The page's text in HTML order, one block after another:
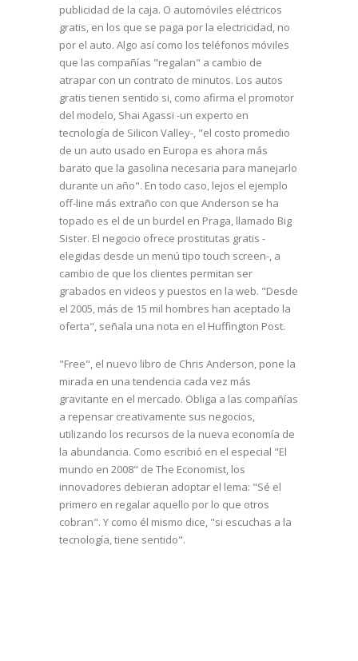
publicidad de la caja. O automóviles eléctricos
gratis, en los que se paga por la electricidad, no
por el auto. Algo así como los teléfonos móviles
que las compañías "regalan" a cambio de
atrapar con un contrato de minutos. Los autos
gratis tienen sentido si, como afirma el promotor
del modelo, Shai Agassi -un experto en
tecnología de Silicon Valley-, "el costo promedio
de un auto usado en Europa es ahora más
barato que la gasolina necesaria para manejarlo
durante un año". En todo caso, lejos el ejemplo
off-line más extraño con que Anderson se ha
topado es el de un burdel en Praga, llamado Big
Sister. El negocio ofrece prostitutas gratis -
elegidas desde un menú tipo touch screen-, a
cambio de que los clientes permitan ser
grabados en videos y puestos en la web. "Desde
el 2005, más de 15 mil hombres han aceptado la
oferta", señala una nota en el Huffington Post.
"Free", el nuevo libro de Chris Anderson, pone la
mirada en una tendencia cada vez más
gravitante en el mercado. Obliga a las compañías
a repensar creativamente sus negocios,
utilizando los recursos de la nueva economía de
la abundancia. Como escribió en el especial "El
mundo en 2008" de The Economist, los
innovadores debieran adoptar el lema: "Sé el
primero en regalar aquello por lo que otros
cobran". Y como él mismo dice, "si escuchas a la
tecnología, tiene sentido".